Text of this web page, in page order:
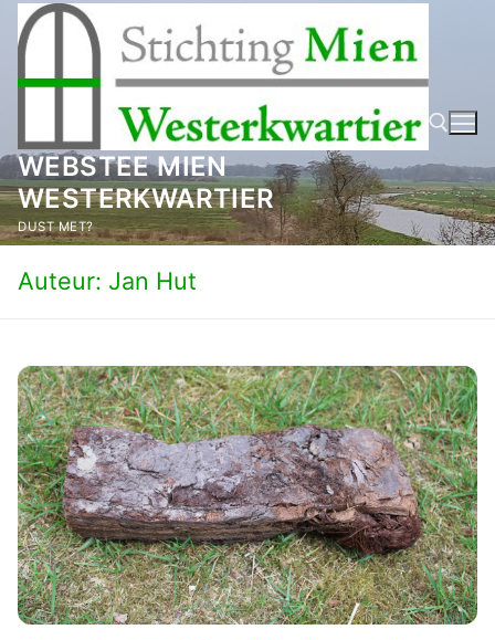
naar
inhoud
WEBSTEE MIEN
WESTERKWARTIER
DUST MET? Zoeken naar:
Auteur: Jan Hut